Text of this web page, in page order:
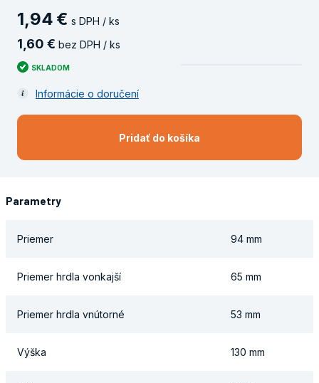
1,94 € s DPH / ks
1 60 € bez DPH / ks
SKLADOM
Informácie o doručení
Pridať do košíka
Parametry
Priemer 94 mm
Priemer hrdla vonkajší 65 mm
Priemer hrdla vnútorné 53 mm
Výška 130 mm